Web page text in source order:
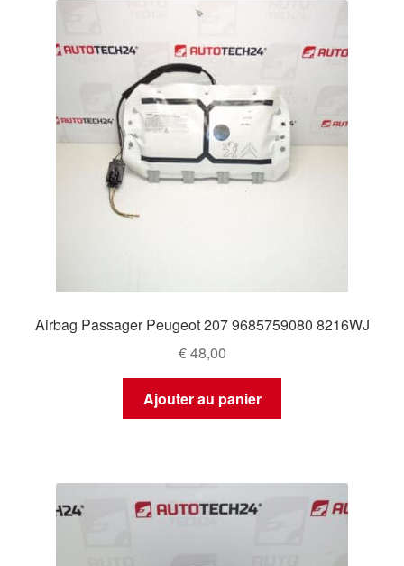
Airbag Passager Peugeot 207 9685759080 8216WJ
€48,00
Ajouter au panier